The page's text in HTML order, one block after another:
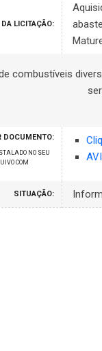
DA LICITAÇÃO:
combustíveis
DOCUMENTO:
NO SEU
COM
SITUAÇÃO: